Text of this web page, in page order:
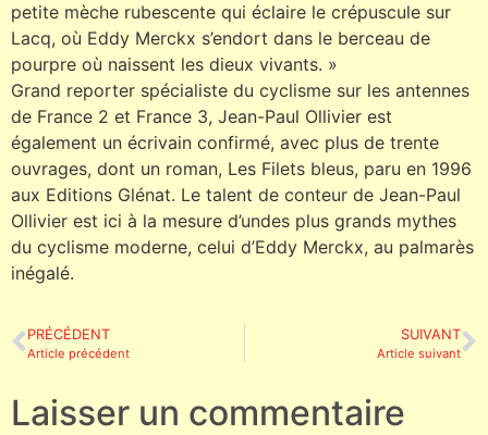
petite mèche rubescente qui éclaire le crépuscule sur
Lacq, où Eddy Merckx s’endort dans le berceau de
pourpre où naissent les dieux vivants. »
Grand reporter spécialiste du cyclisme sur les antennes
de France 2 et France 3, Jean-Paul Ollivier est
également un écrivain confirmé, avec plus de trente
ouvrages, dont un roman, Les Filets bleus, paru en 1996
aux Editions Glénat. Le talent de conteur de Jean-Paul
Ollivier est ici à la mesure d’undes plus grands mythes
du cyclisme moderne, celui d’Eddy Merckx, au palmarès
inégalé.
PRÉCÉDENT
Article précédent
SUIVANT
Article suivant
Laisser un commentaire